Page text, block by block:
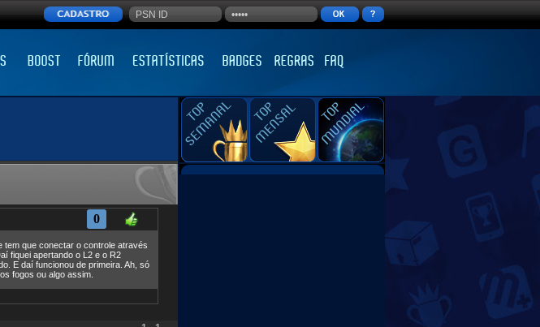
0
tem que conectar o controle através
fiquei apertando o L2 e o R2
E daí funcionou de primeira. Ah, só
fogos ou algo assim.